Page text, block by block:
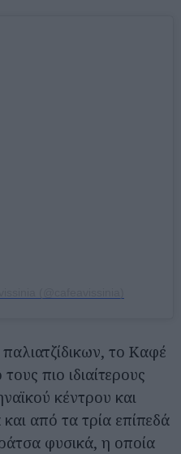
το Καφέ
πιο ιδιαίτερους
κέντρου και
από τα τρία επίπεδά
φυσικά, η οποία